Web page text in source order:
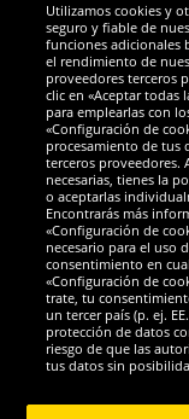
Socios y
Utilizamos cookies y
seguro y fiable de
funciones adicionales
el rendimiento de
proveedores terceros
clic en «Aceptar todas
para emplearlas con
«Configuración de
procesamiento de tus
terceros proveedores.
necesarias, tienes la
o aceptarlas
Encontrarás más
«Configuración de
necesario para el uso
consentimiento en
«Configuración de
trate, tu
un tercer país (p. ej.
protección de datos
riesgo de que las
tus datos sin